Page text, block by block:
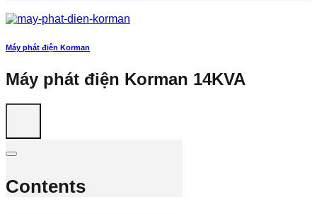
Máy phát điện Korman
Máy phát điện Korman 14KVA
Contents